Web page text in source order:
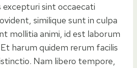
excepturi sint occaecati
similique sunt in culpa
mollitia animi, id est laborum
harum quidem rerum facilis
Nam libero tempore,